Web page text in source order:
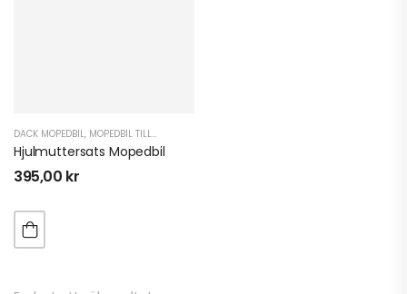
DÄCK MOPEDBIL, MOPEDBIL TILLBEHÖR
Hjulmuttersats Mopedbil
395,00 kr